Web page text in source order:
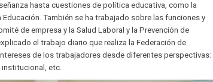
hasta cuestiones de política educativa, como la
También se ha trabajado sobre las funciones y
de empresa y la Salud Laboral y la Prevención de
el trabajo diario que realiza la Federación de
de los trabajadores desde diferentes perspectivas:
etc.